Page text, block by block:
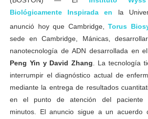
Biológicamente Inspirada en la
anunció hoy que Cambridge, Torus
sede en Cambridge, Mánicas,
nanotecnología de ADN desarrollada en
Peng Yin y David Zhang . La tecnología
interrumpir el diagnóstico actual de
mediante la entrega de resultados
en el punto de atención del
minutos. El anuncio sigue a un acuerdo